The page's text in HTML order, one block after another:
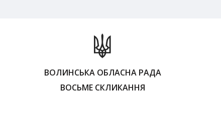
ВОЛИНСЬКА ОБЛАСНА РАДА
ВОСЬМЕ СКЛИКАННЯ